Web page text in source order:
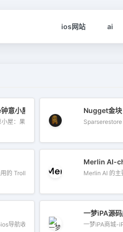
ios网站 ai
意小屋
屋：果粉的专属 iOS 探索平台 钟意Apple
Nugget金块
Sparserestore
的 TrollS...
Merlin AI-
导航收藏，...
一梦iPA源
一梦iPA商城-